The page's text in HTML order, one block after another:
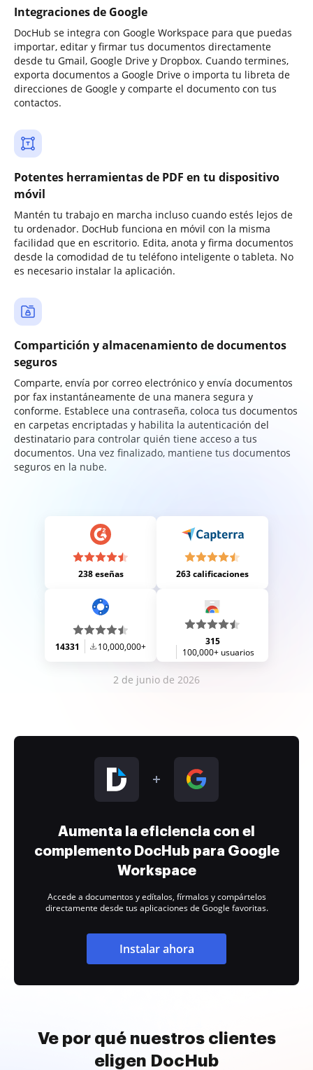
Integraciones de Google
DocHub se integra con Google Workspace para que puedas
importar, editar y firmar tus documentos directamente
desde tu Gmail, Google Drive y Dropbox. Cuando termines,
exporta documentos a Google Drive o importa tu libreta de
direcciones de Google y comparte el documento con tus
contactos.
Potentes herramientas de PDF en tu dispositivo
móvil
Mantén tu trabajo en marcha incluso cuando estés lejos de
tu ordenador. DocHub funciona en móvil con la misma
facilidad que en escritorio. Edita, anota y firma documentos
desde la comodidad de tu teléfono inteligente o tableta. No
es necesario instalar la aplicación.
Compartición y almacenamiento de documentos
seguros
Comparte, envía por correo electrónico y envía documentos
por fax instantáneamente de una manera segura y
conforme. Establece una contraseña, coloca tus documentos
en carpetas encriptadas y habilita la autenticación del
destinatario para controlar quién tiene acceso a tus
documentos. Una vez finalizado, mantiene tus documentos
seguros en la nube.
238 eseñas 263 calificaciones
14331 10,000,000+
315
100,000+ usuarios
2 de junio de 2026
Aumenta la eficiencia con el
complemento DocHub para Google
Workspace
Accede a documentos y edítalos, fírmalos y compártelos
directamente desde tus aplicaciones de Google favoritas.
Instalar ahora
Ve por qué nuestros clientes
eligen DocHub